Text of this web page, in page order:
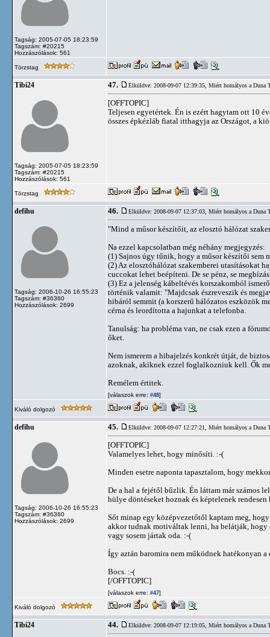
Tagság: 2005-07-05 18:23:59
Tagszám: #20215
Hozzászólások: 561
Törzstag
Tibi24
Tagság: 2005-07-05 18:23:59
Tagszám: #20215
Hozzászólások: 561
47. Elküldve: 2008-09-07 12:39:35, Miért homályos a Duna
[OFFTOPIC]
Teljesen egyetértek. Én is ezért hagytam ott 10
összes épkézláb fiatal itthagyja az Országot, a
Törzstag
defihu
Tagság: 2006-10-26 16:55:23
Tagszám: #36360
Hozzászólások: 2699
46. Elküldve: 2008-09-07 12:37:03, Miért homályos a Duna
"Mind a műsor készítőit, az elosztó hálózat
Na ezzel kapcsolatban még néhány megjegyzés:
(1) Sajnos úgy tűnik, hogy a műsor készítői sem
(2) Az elosztóhálózat szakemberei utasításokat
cuccokat lehet beépíteni. De se pénz, se
(3) Ez a jelenség kábeltévés korszakomból
történik valamit: "Majdcsak észreveszik és
hibáról semmit (a korszerű hálózatos eszközök
cérna és leordította a hajunkat a telefonba.
Tanulság: ha probléma van, ne csak ezen a
őket.
Nem ismerem a hibajelzés konkrét útját, de
azoknak, akiknek ezzel foglalkozniuk kell. Ők
Remélem értitek.
[válaszok erre: #48]
Kiváló dolgozó
defihu
Tagság: 2006-10-26 16:55:23
Tagszám: #36360
Hozzászólások: 2699
45. Elküldve: 2008-09-07 12:27:21, Miért homályos a Duna
[OFFTOPIC]
Valamelyes lehet, hogy minősíti. :-(
Minden esetre naponta tapasztalom, hogy
De a hal a fejétől bűzlik. Én láttam már számos
hülye döntéseket hoznak és képtelenek
Sőt minap egy középvezetőtől kaptam meg,
akkor tudnak motiváltak lenni, ha belátják,
vagy sosem jártak oda. :-(
Így aztán baromira nem működnek hatékonyan
Bocs. :-(
[/OFFTOPIC]
[válaszok erre: #47]
Kiváló dolgozó
Tibi24 44. Elküldve: 2008-09-07 12:19:05, Miért homályos a Duna